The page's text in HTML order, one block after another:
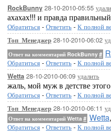
RockBunny 28-10-2010-05:55
ахахах!!! и правда
Обратиться - Ответить - К полной
Топ_Менеджер 28-10-2010-06:02
Ответ на комментарий RockBunny #
Обратиться - Ответить - К полной
Wetta 28-10-2010-06:09 удалить
жаль, мой муж в детстве
Обратиться - Ответить - К полной
Топ_Менеджер 28-10-2010-06:11
Ответ на комментарий Wetta # Wetta
Обратиться - Ответить - К полной